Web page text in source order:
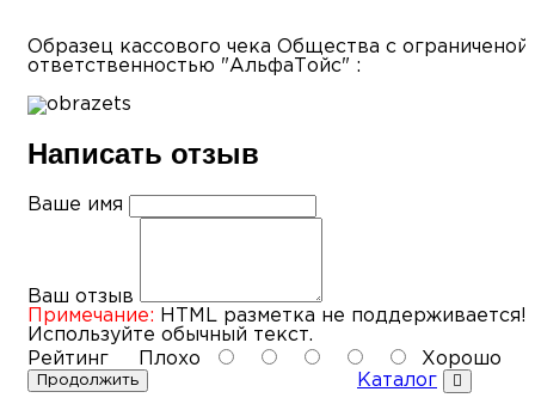
Образец кассового чека Общества с ограниченой
ответственностью "АльфаТойс" :
Написать отзыв
Ваше имя
Ваш отзыв
Примечание: HTML разметка не поддерживается!
Используйте обычный текст.
Рейтинг Плохо Хорошо
Продолжить Каталог